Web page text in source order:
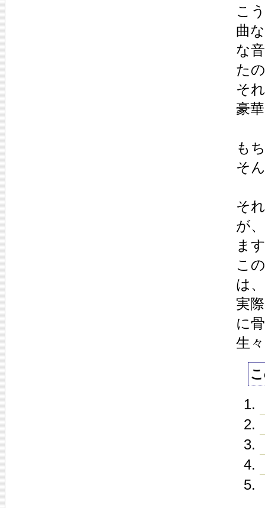
こ
曲
な
た
そ
豪
も
そ
そ
が
ま
こ
は
実
に
生